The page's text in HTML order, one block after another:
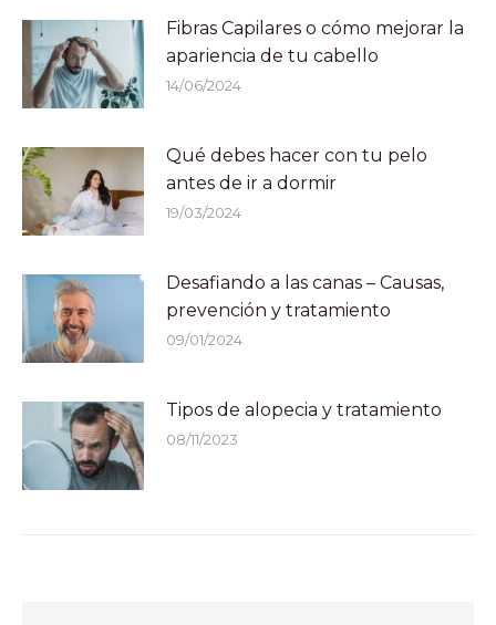
Fibras Capilares o cómo mejorar la
apariencia de tu cabello
14/06/2024
Qué debes hacer con tu pelo
antes de ir a dormir
19/03/2024
Desafiando a las canas – Causas,
prevención y tratamiento
09/01/2024
Tipos de alopecia y tratamiento
08/11/2023